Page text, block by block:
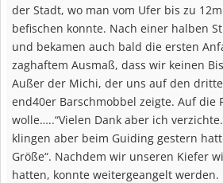
der Stadt, wo man vom Ufer bis zu
befischen konnte. Nach einer halben
und bekamen auch bald die ersten
zaghaftem Ausmaß, dass wir keinen
Außer der Michi, der uns auf den
end40er Barschmobbel zeigte. Auf die
wolle…..“Vielen Dank aber ich
klingen aber beim Guiding gestern
Größe“. Nachdem wir unseren Kiefer
hatten, konnte weitergeangelt werden.